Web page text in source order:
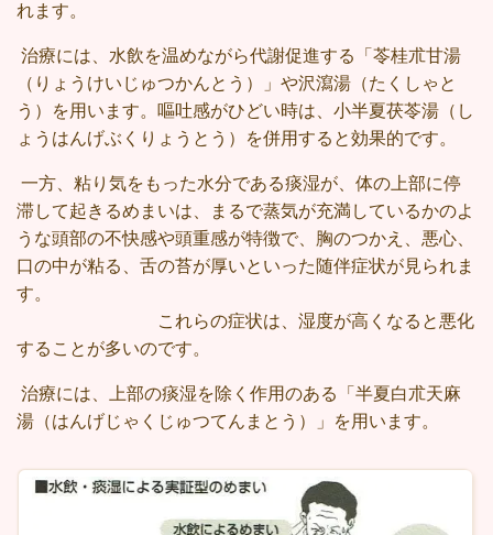
れます。
治療には、水飲を温めながら代謝促進する「苓桂朮甘湯
（りょうけいじゅつかんとう）」や沢瀉湯（たくしゃと
う）を用います。嘔吐感がひどい時は、小半夏茯苓湯（し
ょうはんげぶくりょうとう）を併用すると効果的です。
一方、粘り気をもった水分である痰湿が、体の上部に停
滞して起きるめまいは、まるで蒸気が充満しているかのよ
うな頭部の不快感や頭重感が特徴で、胸のつかえ、悪心、
口の中が粘る、舌の苔が厚いといった随伴症状が見られま
す。
これらの症状は、湿度が高くなると悪化
することが多いのです。
治療には、上部の痰湿を除く作用のある「半夏白朮天麻
湯（はんげじゃくじゅつてんまとう）」を用います。